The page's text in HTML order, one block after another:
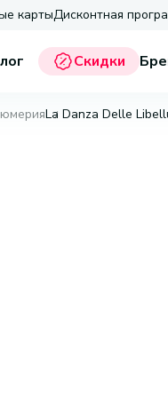
картыДисконтная
Скидки
La Danza Delle